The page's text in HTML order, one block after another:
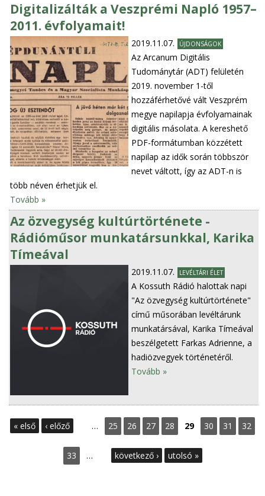
Digitalizálták a Veszprémi Napló 1957–
2011. évfolyamait!
2019.11.07. ÚJDONSÁGOK
Az Arcanum Digitális
Tudománytár (ADT) felületén
2019. november 1-től
hozzáférhetővé vált Veszprém
megye napilapja évfolyamainak
digitális másolata. A kereshető
PDF-formátumban közzétett
napilap az idők során többször
nevet váltott, így az ADT-n is
több néven érhetjük el.
Tovább »
Az özvegység kultúrtörténete -
Rádióműsor munkatársunkkal, Karika
Tímeával
2019.11.07. LEVÉLTÁRI ÉLET
A Kossuth Rádió halottak napi
"Az özvegység kultúrtörténete"
című műsorában levéltárunk
munkatársával, Karika Tímeával
beszélgetett Farkas Adrienne, a
hadiözvegyek történetéről.
Tovább »
O« első ‹ előző … 25 26 27 28 29 30 31 32
33 … következő › utolsó »